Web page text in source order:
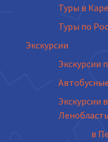
Туры в
Туры по
Экскурсии
Экскурсии
Экскурсии
Ленобласть
в